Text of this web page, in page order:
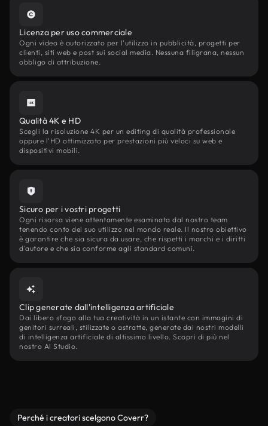
Licenza per uso commerciale
Ogni video è autorizzato per l'utilizzo in pubblicità, progetti per
clienti, siti web e post sui social media. Nessuna filigrana, nessun
obbligo di attribuzione.
Qualità 4K e HD
Scegli la risoluzione 4K per un editing di qualità professionale
oppure l'HD ottimizzato per prestazioni più veloci su web e
dispositivi mobili.
Sicuro per i vostri progetti
Ogni risorsa viene attentamente esaminata dal nostro team
tenendo conto del suo utilizzo nel mondo reale. Il nostro obiettivo
è garantire che sia sicura da usare, che rispetti i marchi e i diritti
d'autore e che sia conforme agli standard comuni.
Clip generate dall'intelligenza artificiale
Dai libero sfogo alla tua creatività in un istante con immagini di
genitori surreali, stilizzate o astratte, generate dai nostri modelli
di intelligenza artificiale di altissimo livello. Scopri di più nel
nostro AI Studio.
Perché i creatori scelgono Coverr?